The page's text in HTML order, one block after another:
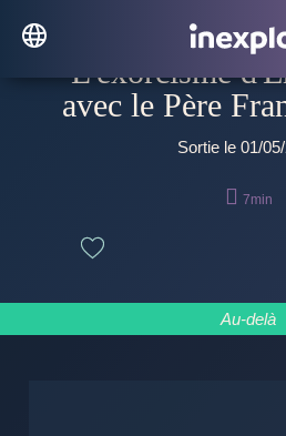
L'exorcisme
avec le Père
Sortie le 01/
 7min
Au-delà